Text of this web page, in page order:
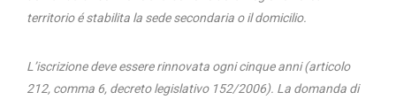
territorio é stabilita la sede secondaria o il domicilio.
L’iscrizione deve essere rinnovata ogni cinque anni (articolo
212, comma 6, decreto legislativo 152/2006). La domanda di